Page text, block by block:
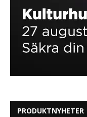
PRODUKTNYHETER